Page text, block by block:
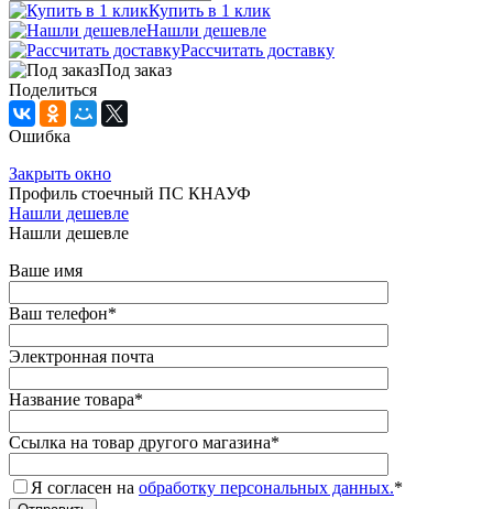
Купить в 1 клик
Нашли дешевле
Рассчитать доставку
Под заказ
Поделиться
Ошибка
Закрыть окно
Профиль стоечный ПС КНАУФ
Нашли дешевле
Нашли дешевле
Ваше имя
Ваш телефон*
Электронная почта
Название товара*
Ссылка на товар другого магазина*
Я согласен на обработку персональных данных.*